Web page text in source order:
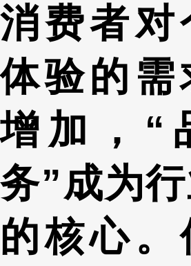
消费者对
体验的需
增加，“
务”成为
的核心。